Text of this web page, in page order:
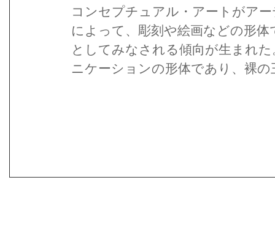
コンセプチュアル・アートがア
によって、彫刻や絵画などの形
としてみなされる傾向が生まれ
ニケーションの形体であり、裸